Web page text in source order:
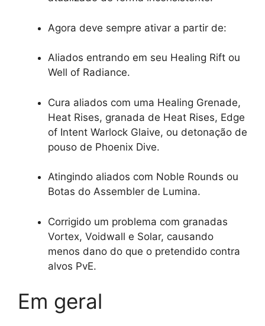
Agora deve sempre ativar a partir de:
Aliados entrando em seu Healing Rift ou
Well of Radiance.
Cura aliados com uma Healing Grenade,
Heat Rises, granada de Heat Rises, Edge
of Intent Warlock Glaive, ou detonação de
pouso de Phoenix Dive.
Atingindo aliados com Noble Rounds ou
Botas do Assembler de Lumina.
Corrigido um problema com granadas
Vortex, Voidwall e Solar, causando
menos dano do que o pretendido contra
alvos PvE.
Em geral